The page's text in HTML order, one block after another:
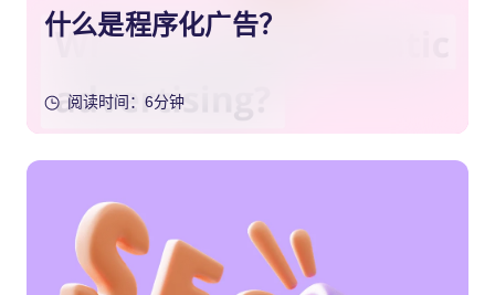
什么是程序化广告？
阅读时间：6分钟